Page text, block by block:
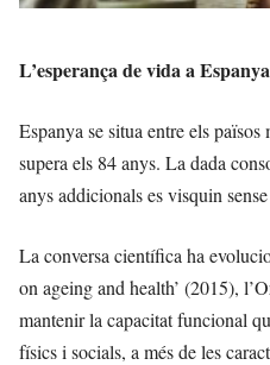
L’esperança de vida a
Espanya se situa entre els
supera els 84 anys. La dada
anys addicionals es visquin
La conversa científica ha
on ageing and health’ (2015),
mantenir la capacitat funcional
físics i socials, a més de les